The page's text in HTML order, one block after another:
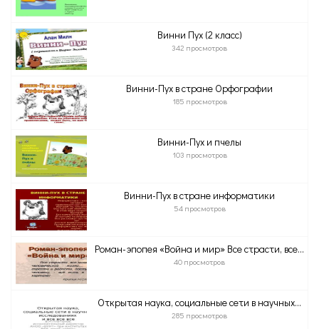
Винни Пух (2 класс)
342 просмотров
Винни-Пух в стране Орфографии
185 просмотров
Винни-Пух и пчелы
103 просмотров
Винни-Пух в стране информатики
54 просмотров
Роман-эпопея «Война и мир» Все страсти, все...
40 просмотров
Открытая наука, социальные сети в научных...
285 просмотров